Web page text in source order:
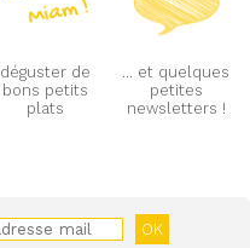
déguster de
bons petits
plats
... et quelques
petites
newsletters !